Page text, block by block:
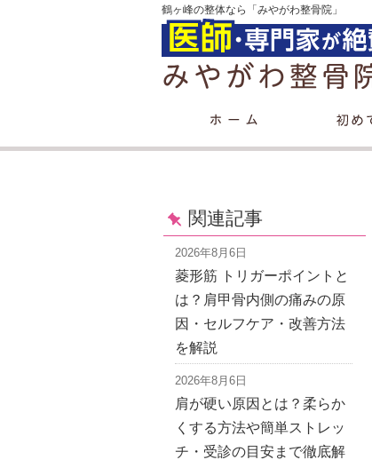
鶴ヶ峰の整体なら「みやがわ整骨院」
関連記事
2026年8月6日
菱形筋 トリガーポイントと
は？肩甲骨内側の痛みの原
因・セルフケア・改善方法
を解説
2026年8月6日
肩が硬い原因とは？柔らか
くする方法や簡単ストレッ
チ・受診の目安まで徹底解